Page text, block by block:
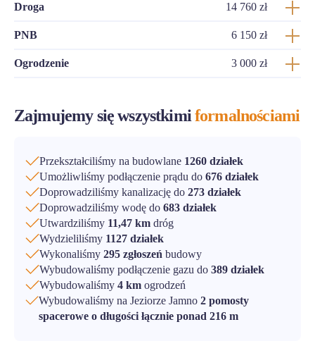
Droga 14 760 zł
PNB 6 150 zł
Ogrodzenie 3 000 zł
Zajmujemy się wszystkimiformalnościami
Przekształciliśmy na budowlane 1260 działek
Umożliwliśmy podłączenie prądu do 676 działek
Doprowadziliśmy kanalizację do 273 działek
Doprowadziliśmy wodę do 683 działek
Utwardziliśmy 11,47 km dróg
Wydzieliliśmy 1127 działek
Wykonaliśmy 295 zgłoszeń budowy
Wybudowaliśmy podłączenie gazu do 389 działek
Wybudowaliśmy 4 km ogrodzeń
Wybudowaliśmy na Jeziorze Jamno 2 pomosty
spacerowe o długości łącznie ponad 216 m